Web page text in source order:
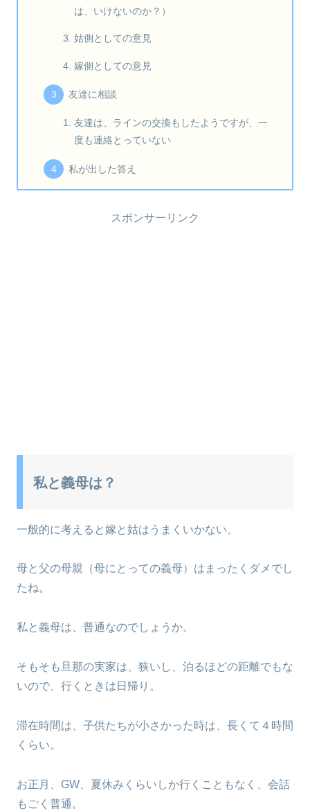
は、いけないのか？）
姑側としての意見
嫁側としての意見
友達に相談
友達は、ラインの交換もしたようですが、一
度も連絡とっていない
私が出した答え
スポンサーリンク
私と義母は？
一般的に考えると嫁と姑はうまくいかない。
母と父の母親（母にとっての義母）はまったくダメでし
たね。
私と義母は、普通なのでしょうか。
そもそも旦那の実家は、狭いし、泊るほどの距離でもな
いので、行くときは日帰り。
滞在時間は、子供たちが小さかった時は、長くて４時間
くらい。
お正月、GW、夏休みくらいしか行くこともなく、会話
もごく普通。